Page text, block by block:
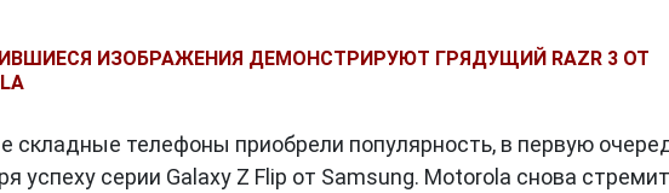
пользователей.
наш мир, делая его более доступным и связанным. Они
нашей жизни, и их эволюция только начинается. Будущее
инноваций и усовершенствований, которые
ИЗОБРАЖЕНИЯ ДЕМОНСТРИРУЮТ ГРЯДУЩИЙ RAZR 3 ОТ
складные телефоны приобрели популярность, в первую
успеху серии Galaxy Z Flip от Samsung. Motorola снова